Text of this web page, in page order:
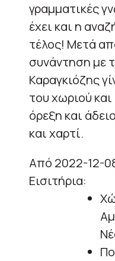
γραμματικές
έχει και η
τέλος! Μετά
συνάντηση με
Καραγκιόζης
του χωριού
όρεξη και
και χαρτί.
Από 2022-12-
Εισιτήρια: